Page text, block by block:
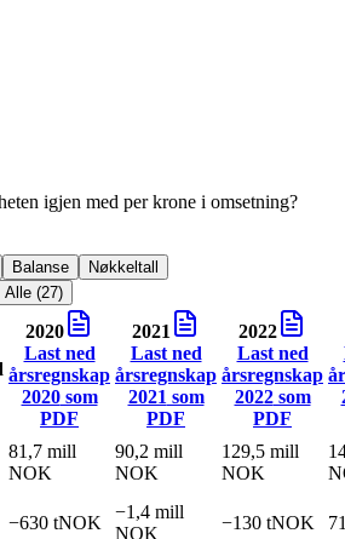
igjen med per krone i omsetning?
Balanse
Nøkkeltall
Alle (27)
2020
Last ned
årsregnskap
2020som
PDF
2021
Last ned
årsregnskap
2021 som
PDF
2022
Last ned
årsregnskap
2022som
PDF
81,7 mill
NOK
90,2 mill
NOK
129,5 mill
NOK
−630 tNOK
−1,4 mill
NOK
−130 tNOK